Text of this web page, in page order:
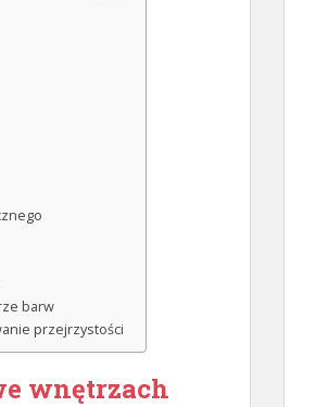
barw
przejrzystości
wnętrzach